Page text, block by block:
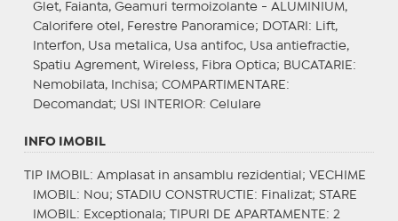
Glet, Faianta, Geamuri termoizolante - ALUMINIUM,
Calorifere otel, Ferestre Panoramice;
DOTARI : Lift,
Interfon, Usa metalica, Usa antifoc, Usa antiefractie,
Spatiu Agrement, Wireless, Fibra Optica; BUCATARIE :
Nemobilata, Inchisa; COMPARTIMENTARE :
Decomandat; USI INTERIOR: Celulare
INFO IMOBIL
TIP IMOBIL : Amplasat in ansamblu rezidential; VECHIME
IMOBIL : Nou; STADIU CONSTRUCTIE : Finalizat; STARE
IMOBIL : Exceptionala; TIPURI DE APARTAMENTE : 2